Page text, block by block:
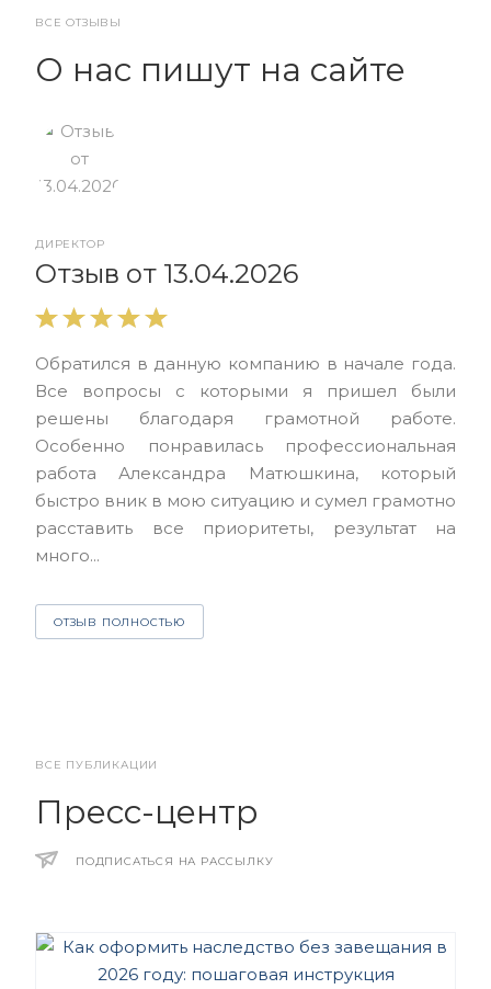
ВСЕ ОТЗЫВЫ
О нас пишут на сайте
ДИРЕКТОР
Отзыв от 13.04.2026
Обратился в данную компанию в начале года.
Все вопросы с которыми я пришел были
решены благодаря грамотной работе.
Особенно понравилась профессиональная
работа Александра Матюшкина, который
быстро вник в мою ситуацию и сумел грамотно
расставить все приоритеты, результат на
много...
ОТЗЫВ ПОЛНОСТЬЮ
ВСЕ ПУБЛИКАЦИИ
Пресс-центр
ПОДПИСАТЬСЯ НА РАССЫЛКУ